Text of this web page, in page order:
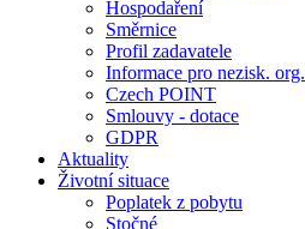
Hospodaření
Směrnice
Profil zadavatele
Informace pro nezisk. org.
Czech POINT
Smlouvy - dotace
GDPR
Aktuality
Životní situace
Poplatek z pobytu
Stočné